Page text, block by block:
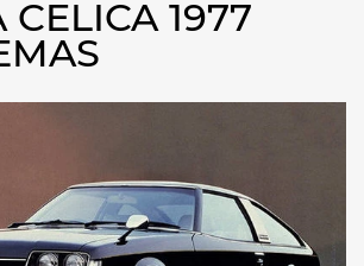
CELICA 1977